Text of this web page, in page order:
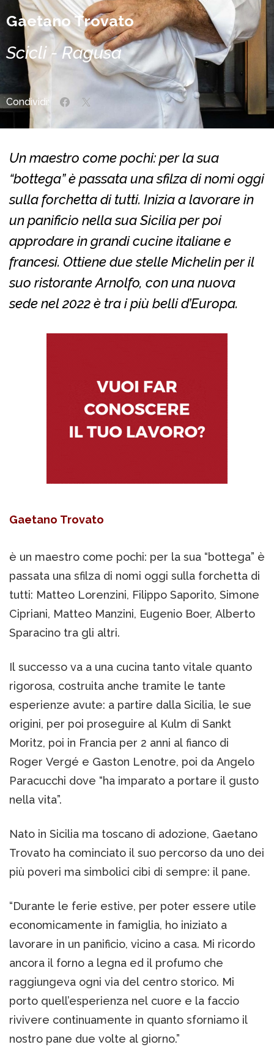
Gaetano Trovato
Scicli - Ragusa
Condividi:
Un maestro come pochi: per la sua
“bottega” è passata una sfilza di nomi oggi
sulla forchetta di tutti. Inizia a lavorare in
un panificio nella sua Sicilia per poi
approdare in grandi cucine italiane e
francesi. Ottiene due stelle Michelin per il
suo ristorante Arnolfo, con una nuova
sede nel 2022 è tra i più belli d’Europa.
Gaetano Trovato
è un maestro come pochi: per la sua “bottega” è
passata una sfilza di nomi oggi sulla forchetta di
tutti: Matteo Lorenzini, Filippo Saporito, Simone
Cipriani, Matteo Manzini, Eugenio Boer, Alberto
Sparacino tra gli altri.
Il successo va a una cucina tanto vitale quanto
rigorosa, costruita anche tramite le tante
esperienze avute: a partire dalla Sicilia, le sue
origini, per poi proseguire al Kulm di Sankt
Moritz, poi in Francia per 2 anni al fianco di
Roger Vergé e Gaston Lenotre, poi da Angelo
Paracucchi dove “ha imparato a portare il gusto
nella vita”.
Nato in Sicilia ma toscano di adozione, Gaetano
Trovato ha cominciato il suo percorso da uno dei
più poveri ma simbolici cibi di sempre: il pane.
“Durante le ferie estive, per poter essere utile
economicamente in famiglia, ho iniziato a
lavorare in un panificio, vicino a casa. Mi ricordo
ancora il forno a legna ed il profumo che
raggiungeva ogni via del centro storico. Mi
porto quell’esperienza nel cuore e la faccio
rivivere continuamente in quanto sforniamo il
nostro pane due volte al giorno.”